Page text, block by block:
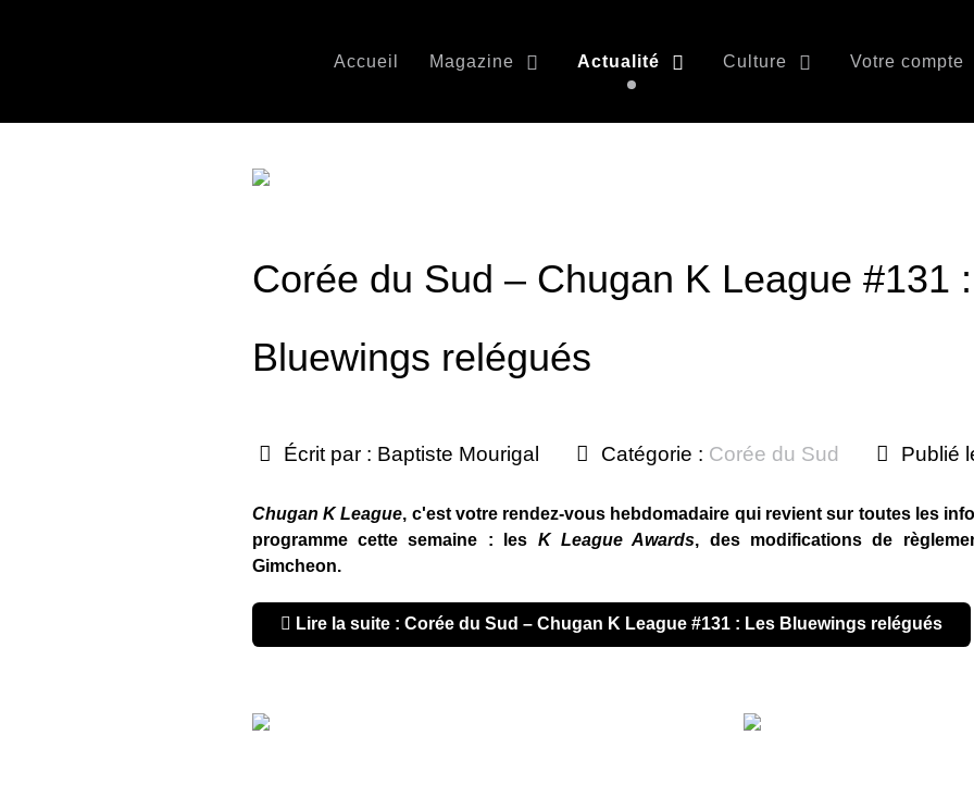
Accueil Magazine Actualité Culture Votre compte
Corée du Sud – Chugan K League #131
Bluewings relégués
Écrit par : Baptiste Mourigal Catégorie : Corée du Sud Publié
Chugan K League, c'est votre rendez-vous hebdomadaire qui revient sur toutes les
programme cette semaine : les K League Awards, des modifications de
Gimcheon.
Lire la suite : Corée du Sud – Chugan K League #131 : Les Bluewings relégués